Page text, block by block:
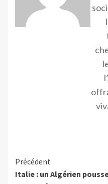
Précédent
Italie : un Algérien